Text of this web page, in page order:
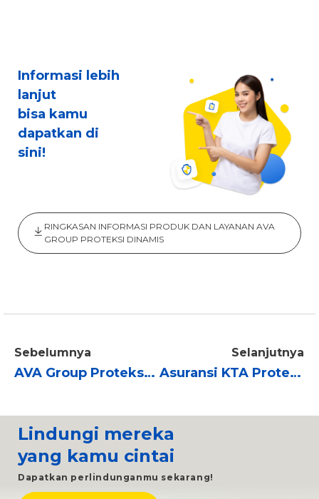
Informasi lebih
lanjut
bisa kamu
dapatkan di
sini!
RINGKASAN INFORMASI PRODUK DAN LAYANAN AVA
GROUP PROTEKSI DINAMIS
Sebelumnya
AVA Group Proteksi Dinamis (TAFS)
Selanjutnya
Asuransi KTA Proteksi ASTRA LIFE (PermataBank)
Lindungi mereka
yang kamu cintai
Dapatkan perlindunganmu sekarang!